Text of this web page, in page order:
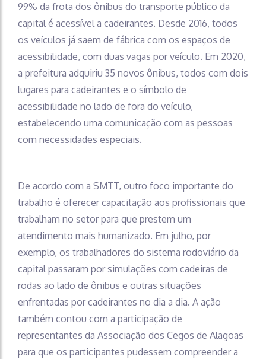
99% da frota dos ônibus do transporte público da
capital é acessível a cadeirantes. Desde 2016, todos
os veículos já saem de fábrica com os espaços de
acessibilidade, com duas vagas por veículo. Em 2020,
a prefeitura adquiriu 35 novos ônibus, todos com dois
lugares para cadeirantes e o símbolo de
acessibilidade no lado de fora do veículo,
estabelecendo uma comunicação com as pessoas
com necessidades especiais.
De acordo com a SMTT, outro foco importante do
trabalho é oferecer capacitação aos profissionais que
trabalham no setor para que prestem um
atendimento mais humanizado. Em julho, por
exemplo, os trabalhadores do sistema rodoviário da
capital passaram por simulações com cadeiras de
rodas ao lado de ônibus e outras situações
enfrentadas por cadeirantes no dia a dia. A ação
também contou com a participação de
representantes da Associação dos Cegos de Alagoas
para que os participantes pudessem compreender a